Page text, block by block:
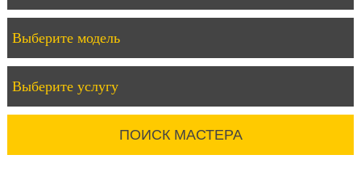
ПОИСК МАСТЕРА